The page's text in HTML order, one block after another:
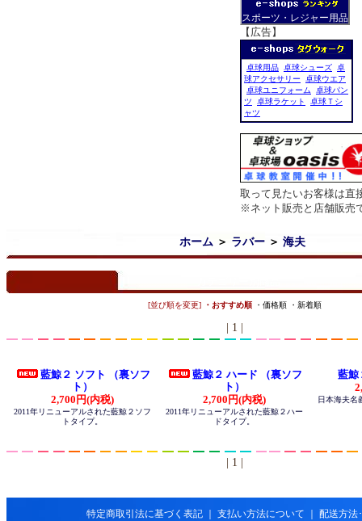
スポーツ・レジャー用品
【広告】
卓球用品 卓球シューズ 卓
球アクセサリー
卓球ウエア
卓球ユニフォーム
卓球パン
ツ
卓球ラケット
卓球Ｔシ
ャツ
取って見たいお客様は直
※ネット販売と店舗販売
ホーム＞ ラバー＞ 海夫
[並び順を変更] ・おすすめ順 ・価格順 ・新着順
| 1 |
藍鯨２ ソフト （裏ソフ
ト）
2,700円(内税)
2011年リニューアルされた藍鯨２ソフ
トタイプ。
藍鯨２ ハード （裏ソフ
ト）
2,700円(内税)
2011年リニューアルされた藍鯨２ハー
ドタイプ。
藍鯨
日本海夫名
| 1 |
特定商取引法に基づく表記 支払い方法について 配送方法